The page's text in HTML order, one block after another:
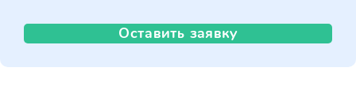
Оставить заявку